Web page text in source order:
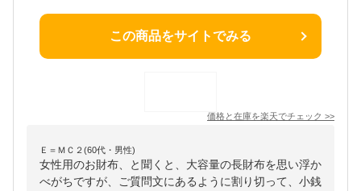
この商品をサイトでみる
価格と在庫を楽天でチェック >>
Ｅ＝ＭＣ２(60代・男性)
女性用のお財布、と聞くと、大容量の長財布を思い浮か
べがちですが、ご質問文にあるように割り切って、小銭